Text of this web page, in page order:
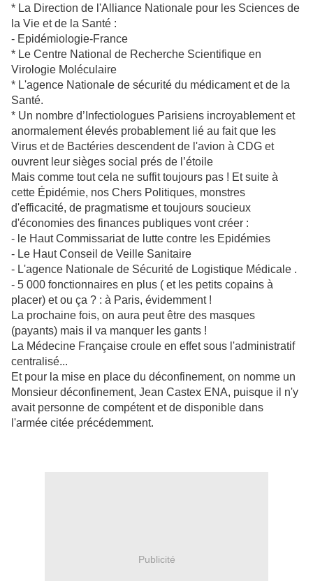
* La Direction de l'Alliance Nationale pour les Sciences de
la Vie et de la Santé :
- Epidémiologie-France
* Le Centre National de Recherche Scientifique en
Virologie Moléculaire
* L'agence Nationale de sécurité du médicament et de la
Santé.
* Un nombre d’Infectiologues Parisiens incroyablement et
anormalement élevés probablement lié au fait que les
Virus et de Bactéries descendent de l'avion à CDG et
ouvrent leur sièges social prés de l’étoile
Mais comme tout cela ne suffit toujours pas ! Et suite à
cette Épidémie, nos Chers Politiques, monstres
d'efficacité, de pragmatisme et toujours soucieux
d'économies des finances publiques vont créer :
- le Haut Commissariat de lutte contre les Epidémies
- Le Haut Conseil de Veille Sanitaire
- L'agence Nationale de Sécurité de Logistique Médicale .
- 5 000 fonctionnaires en plus ( et les petits copains à
placer) et ou ça ? : à Paris, évidemment !
La prochaine fois, on aura peut être des masques
(payants) mais il va manquer les gants !
La Médecine Française croule en effet sous l'administratif
centralisé...
Et pour la mise en place du déconfinement, on nomme un
Monsieur déconfinement, Jean Castex ENA, puisque il n'y
avait personne de compétent et de disponible dans
l'armée citée précédemment.
Publicité